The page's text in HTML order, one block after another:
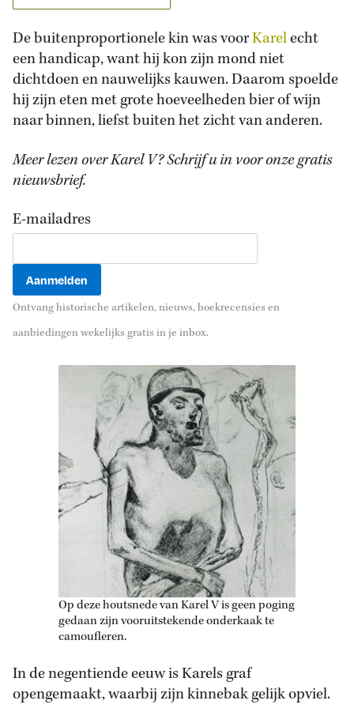
De buitenproportionele kin was voorKarelecht
een handicap, want hij kon zijn mond niet
dichtdoen en nauwelijks kauwen. Daarom spoelde
hij zijn eten met grote hoeveelheden bier of wijn
naar binnen, liefst buiten het zicht van anderen.
Meer lezen over Karel V? Schrijf u in voor onze gratis
nieuwsbrief.
E-mailadres
Ontvang historische artikelen, nieuws, boekrecensies en
aanbiedingen wekelijks gratis in je inbox.
Op deze houtsnede van Karel V is geen poging
gedaan zijn vooruitstekende onderkaak te
camoufleren.
In de negentiende eeuw is Karels graf
opengemaakt, waarbij zijn kinnebak gelijk opviel.